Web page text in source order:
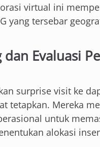
virtual ini
yang tersebar
Evaluasi
surprise visit ke
tetapkan. Mereka
untuk
alokasi